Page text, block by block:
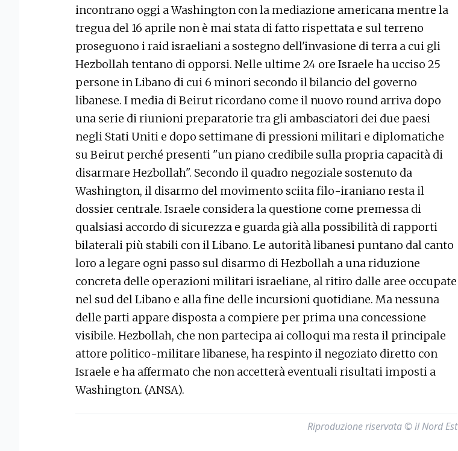
incontrano oggi a Washington con la mediazione americana mentre la
tregua del 16 aprile non è mai stata di fatto rispettata e sul terreno
proseguono i raid israeliani a sostegno dell'invasione di terra a cui gli
Hezbollah tentano di opporsi. Nelle ultime 24 ore Israele ha ucciso 25
persone in Libano di cui 6 minori secondo il bilancio del governo
libanese. I media di Beirut ricordano come il nuovo round arriva dopo
una serie di riunioni preparatorie tra gli ambasciatori dei due paesi
negli Stati Uniti e dopo settimane di pressioni militari e diplomatiche
su Beirut perché presenti "un piano credibile sulla propria capacità di
disarmare Hezbollah". Secondo il quadro negoziale sostenuto da
Washington, il disarmo del movimento sciita filo-iraniano resta il
dossier centrale. Israele considera la questione come premessa di
qualsiasi accordo di sicurezza e guarda già alla possibilità di rapporti
bilaterali più stabili con il Libano. Le autorità libanesi puntano dal canto
loro a legare ogni passo sul disarmo di Hezbollah a una riduzione
concreta delle operazioni militari israeliane, al ritiro dalle aree occupate
nel sud del Libano e alla fine delle incursioni quotidiane. Ma nessuna
delle parti appare disposta a compiere per prima una concessione
visibile. Hezbollah, che non partecipa ai colloqui ma resta il principale
attore politico-militare libanese, ha respinto il negoziato diretto con
Israele e ha affermato che non accetterà eventuali risultati imposti a
Washington. (ANSA).
Riproduzione riservata © il Nord Est